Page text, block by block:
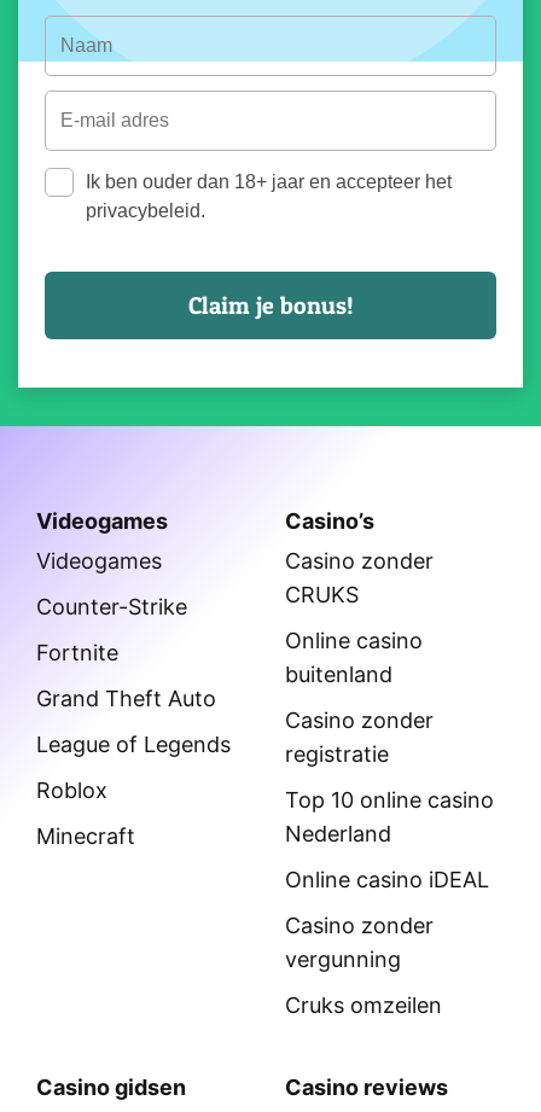
Ik ben ouder dan 18+ jaar en accepteer het
privacybeleid.
Videogames
Videogames
Counter-Strike
Fortnite
Grand Theft Auto
League of Legends
Roblox
Minecraft
Casino’s
Casino zonder
CRUKS
Online casino
buitenland
Casino zonder
registratie
Top 10 online casino
Nederland
Online casino iDEAL
Casino zonder
vergunning
Cruks omzeilen
Casino gidsen
Casino reviews